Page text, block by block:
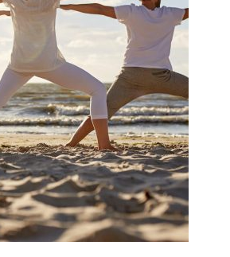
SATYA_ADMIN